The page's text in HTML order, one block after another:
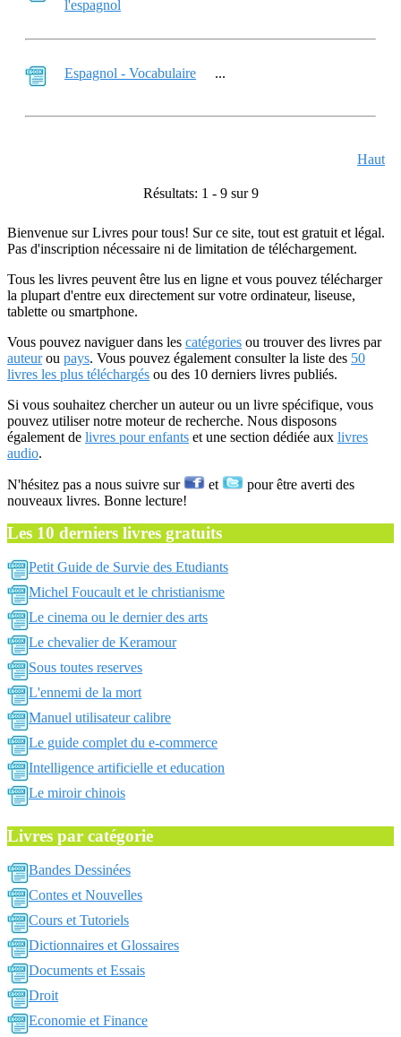
l'espagnol
Espagnol - Vocabulaire ...
Haut
Résultats: 1 - 9 sur 9
Bienvenue sur Livres pour tous! Sur ce site, tout est gratuit et légal.
Pas d'inscription nécessaire ni de limitation de téléchargement.
Tous les livres peuvent être lus en ligne et vous pouvez télécharger
la plupart d'entre eux directement sur votre ordinateur, liseuse,
tablette ou smartphone.
Vous pouvez naviguer dans les catégories ou trouver des livres par
auteurou pays. Vous pouvez également consulter la liste des 50
livres les plus téléchargés ou des 10 derniers livres publiés.
Si vous souhaitez chercher un auteur ou un livre spécifique, vous
pouvez utiliser notre moteur de recherche. Nous disposons
également de livres pour enfants et une section dédiée aux livres
audio.
N'hésitez pas a nous suivre sur et
pour être averti des
nouveaux livres. Bonne lecture!
Les 10 derniers livres gratuits
Petit Guide de Survie des Etudiants
Michel Foucault et le christianisme
Le cinema ou le dernier des arts
Le chevalier de Keramour
Sous toutes reserves
L'ennemi de la mort
Manuel utilisateur calibre
Le guide complet du e-commerce
Intelligence artificielle et education
Le miroir chinois
Livres par catégorie
Bandes Dessinées
Contes et Nouvelles
Cours et Tutoriels
Dictionnaires et Glossaires
Documents et Essais
Droit
Economie et Finance